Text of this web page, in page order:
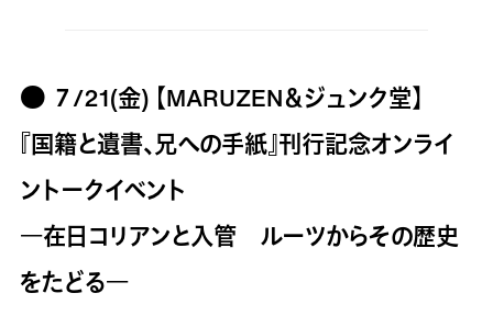
● ７/21(金) 【MARUZEN＆ジュンク堂】
『国籍と遺書、兄への手紙』刊行記念オンライ
ントークイベント
―在日コリアンと入管 ルーツからその歴史
をたどる―